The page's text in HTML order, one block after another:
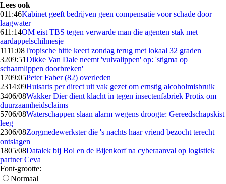
Lees ook
011:46Kabinet geeft bedrijven geen compensatie voor schade door
laagwater
611:14OM eist TBS tegen verwarde man die agenten stak met
aardappelschilmesje
1111:08Tropische hitte keert zondag terug met lokaal 32 graden
3209:51Dikke Van Dale neemt 'vulvalippen' op: 'stigma op
schaamlippen doorbreken'
1709:05Peter Faber (82) overleden
2314:09Huisarts per direct uit vak gezet om ernstig alcoholmisbruik
3406/08Wakker Dier dient klacht in tegen insectenfabriek Protix om
duurzaamheidsclaims
5706/08Waterschappen slaan alarm wegens droogte: Gereedschapskist
leeg
2306/08Zorgmedewerkster die 's nachts haar vriend bezocht terecht
ontslagen
1805/08Datalek bij Bol en de Bijenkorf na cyberaanval op logistiek
partner Ceva
Font-grootte:
Normaal